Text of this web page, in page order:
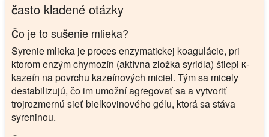
často kladené otázky
Čo je to sušenie mlieka?
Syrenie mlieka je proces enzymatickej koagulácie, pri
ktorom enzým chymozín (aktívna zložka syridla) štiepi κ-
kazeín na povrchu kazeínových miciel. Tým sa micely
destabilizujú, čo im umožní agregovať sa a vytvoriť
trojrozmernú sieť bielkovinového gélu, ktorá sa stáva
syreninou.